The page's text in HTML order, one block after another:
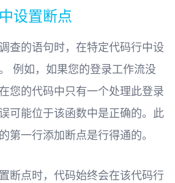
设置断点
查的语句时，在特定代码行中设
例如，如果您的登录工作流没
您的代码中只有一个处理此登录
可能位于该函数中是正确的。此
第一行添加断点是行得通的。
断点时，代码始终会在该代码行